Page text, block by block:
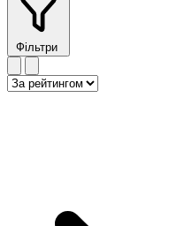
Фільтри